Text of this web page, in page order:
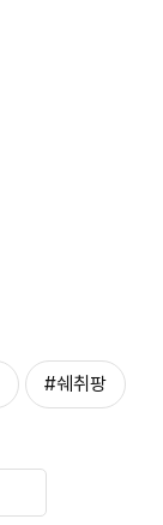
#쉐취팡